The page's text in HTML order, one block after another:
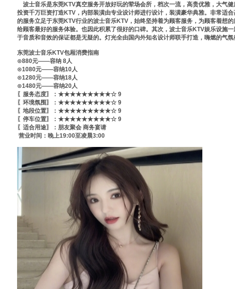
波士音乐是东莞KTV真空服务开放好玩的荤场会所，档次一流，高贵优雅，大气
投资千万巨资打造KTV，内部装潢由专业设计师进行设计，装潢豪华典雅。非常适
的服务立足于东莞KTV行业的波士音乐KTV，始终坚持着为顾客服务，为顾客着想
给顾客最好的服务体验。也因此积累了很好的口碑。其次，波士音乐KTV娱乐设施
于音质和音效的保证都是无疑的。灯光全由国内外知名设计师联手打造，嗨燃的气氛
东莞波士音乐KTV包厢消费指南
⊙880元——容纳 8人
⊙1080元——容纳10人
⊙1280元——容纳18人
⊙1480元——容纳20人
〖服务态度〗：★★★★★★★★★☆ 9
〖环境氛围〗：★★★★★★★★★☆ 9
〖地段位置〗：★★★★★★★★★☆ 9
〖停车位置〗：★★★★★★★★★☆ 9
〖适合用途〗：朋友聚会 商务宴请
营业时间：晚上19:00至凌晨3:00